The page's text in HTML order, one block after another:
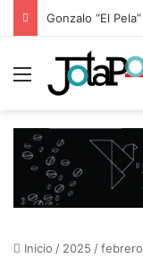
Menú
Inicio / 2025 /febrero